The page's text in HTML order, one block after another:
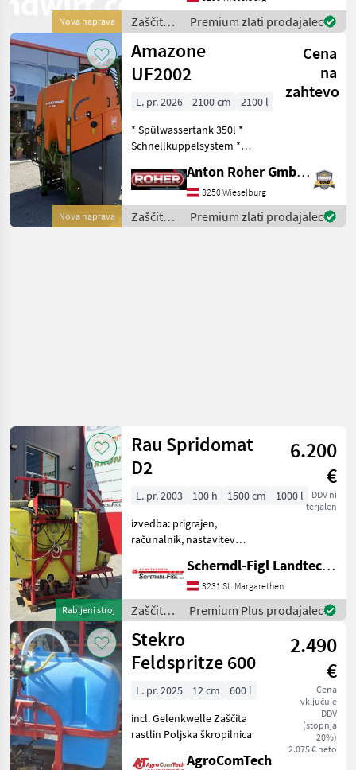
Nova naprava
telespace *
Pumpenausrüstung
250l/min
Zaščita
rastlin /
Amazone
Premium zlati prodajalec
Nova naprava
Amazone
UF2002
Cena
na
zahtevo
L. pr. 2026 2100 cm
2100 l
* Spülwassertank 350l *
Schnellkuppelsystem *
Heckbeleuchtung *
hydraulischer
Pumpenantrieb *
Kolbenmembranpumpe
Anton Roher GmbH (ACA Center Roher)
3250 Wieselburg
Zaščita
rastlin /
Premium zlati prodajalec
Rabljeni stroj
Rau Spridomat
D2
6.200
€
DDV ni
terjalen
L. pr. 2003 100 h 1500 cm
1000 l
izvedba: prigrajen,
računalnik, nastavitev
škropilnica
Scherndl-Figl Landtechnik
3231 St. Margarethen
Zaščita
rastlin /
Rau
Premium Plus prodajalec
Stekro
Feldspritze 600
2.490
€
Cena
vključuje
DDV
(stopnja
20%)
2.075 € neto
L. pr. 2025 12 cm
600 l
incl. Gelenkwelle Zaščita
rastlin Poljska škropilnica
AgroComTech